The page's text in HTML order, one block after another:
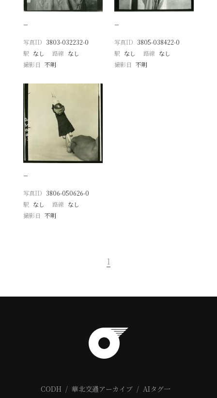
−
写真ID 3803-032232-0
駅 なし 路線 なし
撮影日
不明
−
写真ID 3805-038422-0
駅 なし 路線 なし
撮影日 不明
−
写真ID 3806-050626-0
駅 なし 路線 なし
撮影日
不明
1
CODH 華北交通アーカイブ
AIタグ一